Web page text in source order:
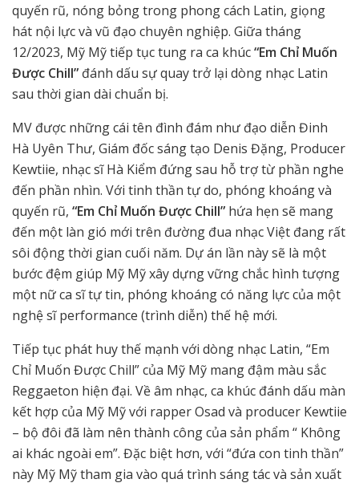
quyến rũ, nóng bỏng trong phong cách Latin, giọng
hát nội lực và vũ đạo chuyên nghiệp. Giữa tháng
12/2023, Mỹ Mỹ tiếp tục tung ra ca khúc“Em Chỉ Muốn
Được Chill” đánh dấu sự quay trở lại dòng nhạc Latin
sau thời gian dài chuẩn bị.
MV được những cái tên đình đám như đạo diễn Đinh
Hà Uyên Thư, Giám đốc sáng tạo Denis Đặng, Producer
Kewtiie, nhạc sĩ Hà Kiểm đứng sau hỗ trợ từ phần nghe
đến phần nhìn. Với tinh thần tự do, phóng khoáng và
quyến rũ, “Em Chỉ Muốn Được Chill” hứa hẹn sẽ mang
đến một làn gió mới trên đường đua nhạc Việt đang rất
sôi động thời gian cuối năm. Dự án lần này sẽ là một
bước đệm giúp Mỹ Mỹ xây dựng vững chắc hình tượng
một nữ ca sĩ tự tin, phóng khoáng có năng lực của một
nghệ sĩ performance (trình diễn) thế hệ mới.
Tiếp tục phát huy thế mạnh với dòng nhạc Latin, “Em
Chỉ Muốn Được Chill” của Mỹ Mỹ mang đậm màu sắc
Reggaeton hiện đại. Về âm nhạc, ca khúc đánh dấu màn
kết hợp của Mỹ Mỹ với rapper Osad và producer Kewtiie
– bộ đôi đã làm nên thành công của sản phẩm “ Không
ai khác ngoài em”. Đặc biệt hơn, với “đứa con tinh thần”
này Mỹ Mỹ tham gia vào quá trình sáng tác và sản xuất